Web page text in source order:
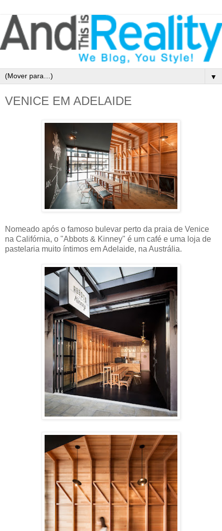
▼
VENICE EM ADELAIDE
Nomeado após o famoso bulevar perto da praia de Venice
na Califórnia, o "Abbots & Kinney" é um café e uma loja de
pastelaria muito íntimos em Adelaide, na Austrália.